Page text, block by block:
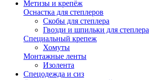
Метизы и крепёж
Оснастка для степлеров
Скобы для степлера
Гвозди и шпильки для степлера
Специальный крепеж
Хомуты
Монтажные ленты
Изолента
Спецодежда и сиз